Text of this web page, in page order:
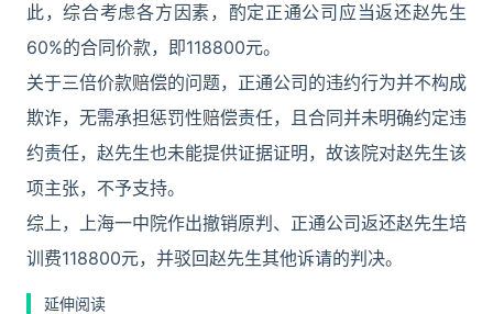
此，综合考虑各方因素，酌定正通公司应当返还赵先生
60%的合同价款，即118800元。
关于三倍价款赔偿的问题，正通公司的违约行为并不构成
欺诈，无需承担惩罚性赔偿责任，且合同并未明确约定违
约责任，赵先生也未能提供证据证明，故该院对赵先生该
项主张，不予支持。
综上，上海一中院作出撤销原判、正通公司返还赵先生培
训费118800元，并驳回赵先生其他诉请的判决。
延伸阅读